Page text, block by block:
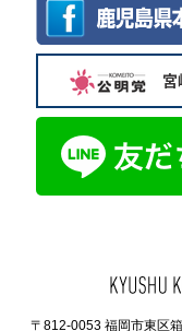
〒812-0053 福岡市東